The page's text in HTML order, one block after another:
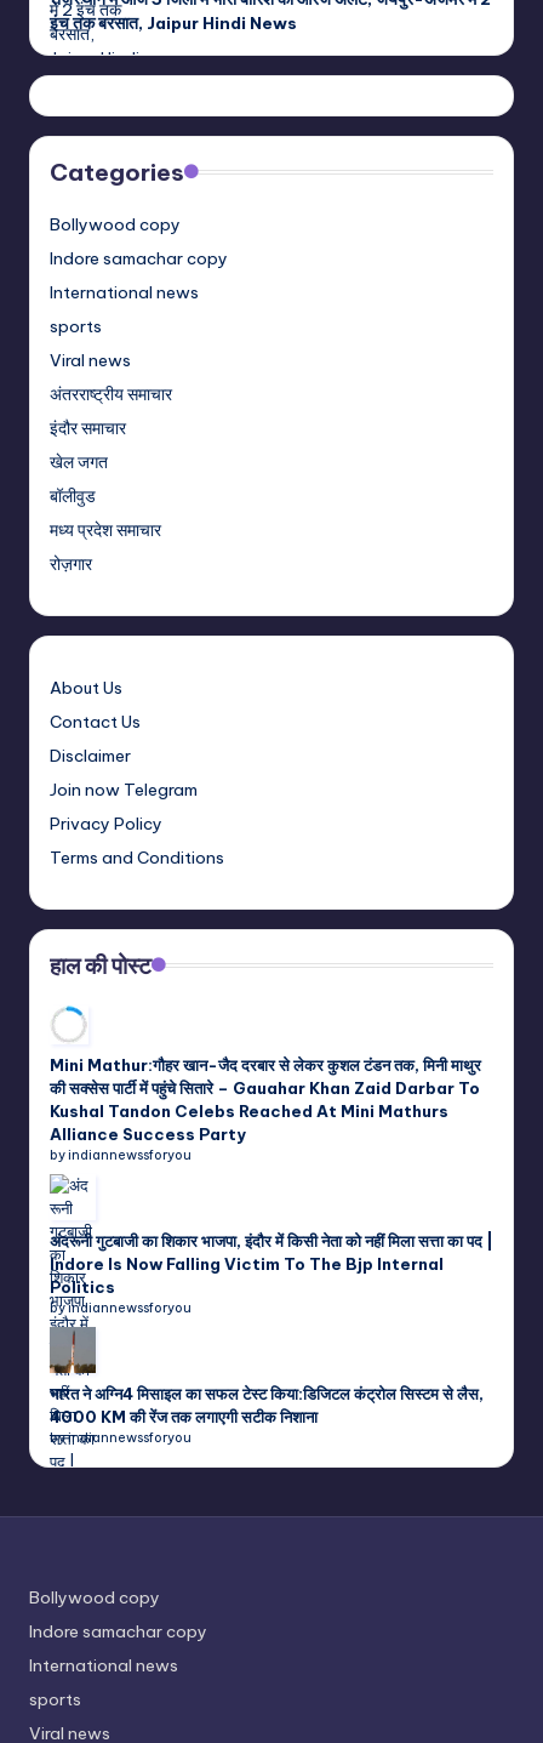
इंच तक बरसात, Jaipur Hindi News
Categories
Bollywood copy
Indore samachar copy
International news
sports
Viral news
अंतरराष्ट्रीय समाचार
इंदौर समाचार
खेल जगत
बॉलीवुड
मध्य प्रदेश समाचार
रोज़गार
About Us
Contact Us
Disclaimer
Join now Telegram
Privacy Policy
Terms and Conditions
हाल की पोस्ट
Mini Mathur:गौहर खान-जैद दरबार से लेकर कुशल टंडन तक, मिनी माथुर
की सक्सेस पार्टी में पहुंचे सितारे – Gauahar Khan Zaid Darbar To
Kushal Tandon Celebs Reached At Mini Mathurs
Alliance Success Party
by indiannewssforyou
अंदरूनी गुटबाजी का शिकार भाजपा, इंदौर में किसी नेता को नहीं मिला सत्ता का पद |
Indore Is Now Falling Victim To The Bjp Internal
Politics
by indiannewssforyou
भारत ने अग्नि4 मिसाइल का सफल टेस्ट किया:डिजिटल कंट्रोल सिस्टम से लैस,
4000 KM की रेंज तक लगाएगी सटीक निशाना
by indiannewssforyou
Bollywood copy
Indore samachar copy
International news
sports
Viral news